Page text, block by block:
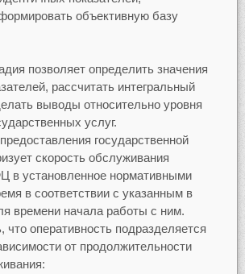
объективную базу
позволяет определить значения
рассчитать интегральный
выводы относительно уровня
услуг.
государственной
скорость обслуживания
в установленное нормативными
в соответствии с указанным в
времени начала работы с ним.
что оперативность подразделяется
от продолжительности